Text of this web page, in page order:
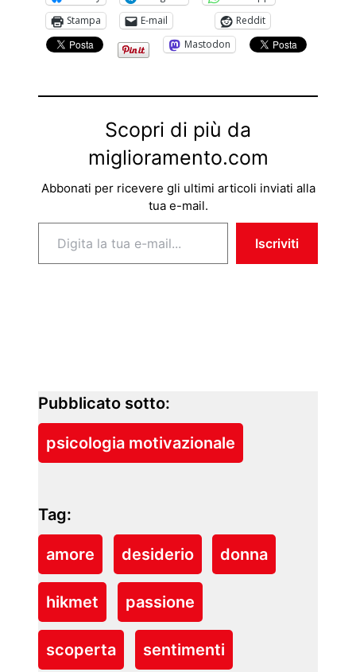
Stampa
E-mail
Reddit
Mastodon
Scopri di più da
miglioramento.com
Abbonati per ricevere gli ultimi articoli inviati alla
tua e-mail.
Digita la tua e-mail...
Iscriviti
Pubblicato sotto:
psicologia motivazionale
Tag:
amore desiderio donna
hikmet passione
scoperta sentimenti